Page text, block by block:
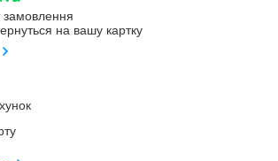
замовлення
на вашу картку